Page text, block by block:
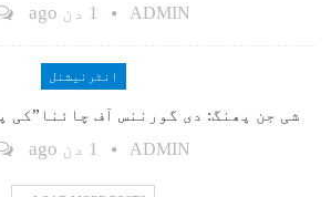
ADMIN 1 دن ago
انٹرنیشنل
شی جن پھنگ: دی گورننس آف چائنا”کی
ADMIN 1 دن ago